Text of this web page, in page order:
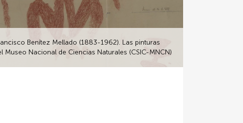
Benítez Mellado (1883-1962). Las pinturas
Nacional de Ciencias Naturales (CSIC-MNCN)